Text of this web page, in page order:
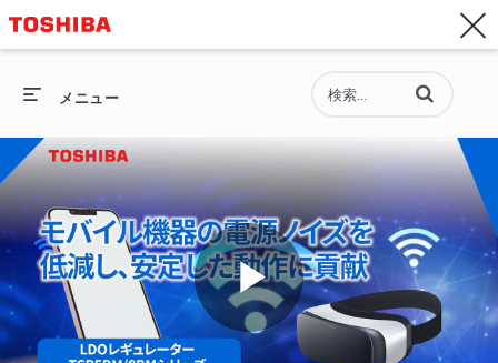
総合トップ
総合トップ
セミコンダクター
ストレージ
企業情報
メニュー 動画の検索語句
Play